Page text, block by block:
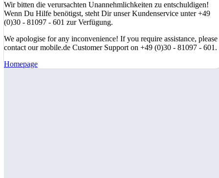
Wir bitten die verursachten Unannehmlichkeiten zu entschuldigen!
Wenn Du Hilfe benötigst, steht Dir unser Kundenservice unter +49
(0)30 - 81097 - 601 zur Verfügung.
We apologise for any inconvenience! If you require assistance, please
contact our mobile.de Customer Support on +49 (0)30 - 81097 - 601.
Homepage